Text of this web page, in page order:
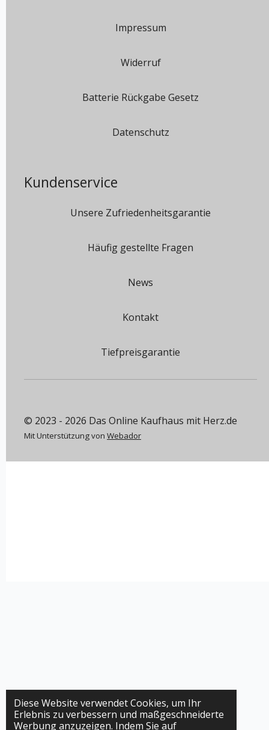
Diese Website verwendet Cookies, um Ihr
Erlebnis zu verbessern und maßgeschneiderte
Werbung anzuzeigen. Indem Sie auf
Impressum
Widerruf
Batterie Rückgabe Gesetz
Datenschutz
Kundenservice
Unsere Zufriedenheitsgarantie
Häufig gestellte Fragen
News
Kontakt
Tiefpreisgarantie
© 2023 - 2026 Das Online Kaufhaus mit Herz.de
Mit Unterstützung von Webador